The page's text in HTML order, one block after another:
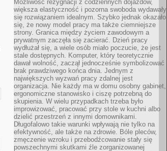
Możliwość rezygnacji z codziennych dojazdów,
większa elastyczność i pozorna swoboda wydawały
się rozwiązaniem idealnym. Szybko jednak okazało
się, że nowy model pracy ma także ciemniejsze
strony. Granica między życiem zawodowym a
prywatnym zaczęła się zacierać. Dzień pracy
wydłużał się, a wiele osób miało poczucie, że jest
stale dostępnych. Komputer, który teoretycznie
dawał wolność, zaczął jednocześnie symbolizować
brak prawdziwego końca dnia. Jednym z
największych wyzwań pracy zdalnej jest
organizacja. Nie każdy ma w domu osobny gabinet,
ergonomiczne stanowisko i ciszę potrzebną do
skupienia. W wielu przypadkach trzeba było
improwizować, pracować przy stole w kuchni albo
dzielić przestrzeń z innymi domownikami.
Długofalowo takie warunki wpływają nie tylko na
efektywność, ale także na zdrowie. Bóle pleców,
zmęczenie wzroku i przebodźcowanie stały się
powszechnymi skutkami źle zorganizowanej